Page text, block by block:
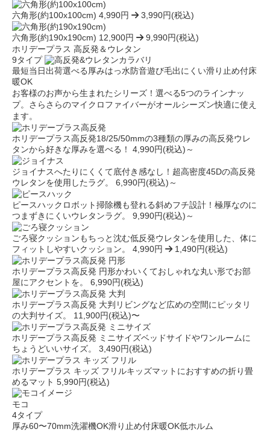
六角形(約100x100cm) 4,990円 3,990円(税込)
六角形(約190x190cm) 12,900円
9,990円(税込)
ホリデープラス 高反発＆ウレタン
9タイプ
最短当日出荷選べる厚みはっ水防音遊び毛出にくい滑り止め付床
暖OK
お客様のお声から生まれたシリーズ！選べる5つのラインナッ
プ。さらさらのマイクロファイバーがオールシーズン快適に使え
ます。
ホリデープラス高反発18/25/50mmの3種類の厚みの高反発ウレ
タンから好きな厚みを選べる！
4,990円(税込)～
ジョイナスへたりにくくて底付き感なし！超高密度45Dの高反発
ウレタンを使用したラグ。
6,990円(税込)～
ピースハック ロボット掃除機も登れる斜めフチ設計！極厚なのに
つまずきにくいウレタンラグ。
9,990円(税込)～
ごろ寝クッションもちっと沈む低反発ウレタンを使用した、体に
フィットしやすいクッション。
4,990円 1,490円(税込)
ホリデープラス高反発 円形かわいくておしゃれな丸い形でお部
屋にアクセントを。
6,990円(税込)
ホリデープラス高反発 大判 リビングなど広めの空間にピッタリ
の大判サイズ。
11,900円(税込)〜
ホリデープラス高反発 ミニサイズベッドサイドやワンルームに
ちょうどいいサイズ。
3,490円(税込)
ホリデープラス キッズ フリルキッズマットにおすすめの折り畳
めるマット 5,990円(税込)
モコ
4タイプ
厚み60〜70mm洗濯機OK滑り止め付床暖OK低ホルム